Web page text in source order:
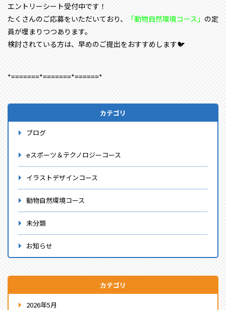
エントリーシート受付中です！
たくさんのご応募をいただいており、
「動物自然環境コース」 の定
員が埋まりつつあります。
検討されている方は、早めのご提出をおすすめします🐦
*=======*=======*======*
カテゴリ
ブログ
eスポーツ＆テクノロジーコース
イラストデザインコース
動物自然環境コース
未分類
お知らせ
カテゴリ
2026年5月